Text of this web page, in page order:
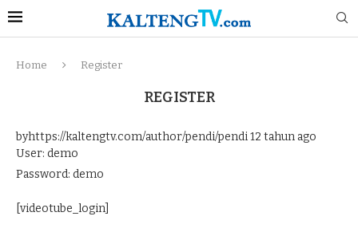
Home Register
REGISTER
byhttps://kaltengtv.com/author/pendi/pendi12 tahun ago
User: demo
Password: demo
[videotube_login]